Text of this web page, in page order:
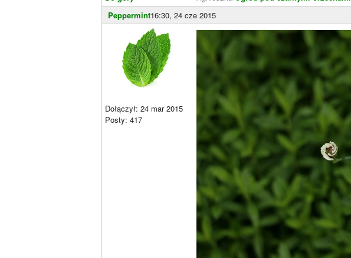
Peppermint16:30, 24 cze 2015
Dołączył: 24 mar 2015
Posty: 417